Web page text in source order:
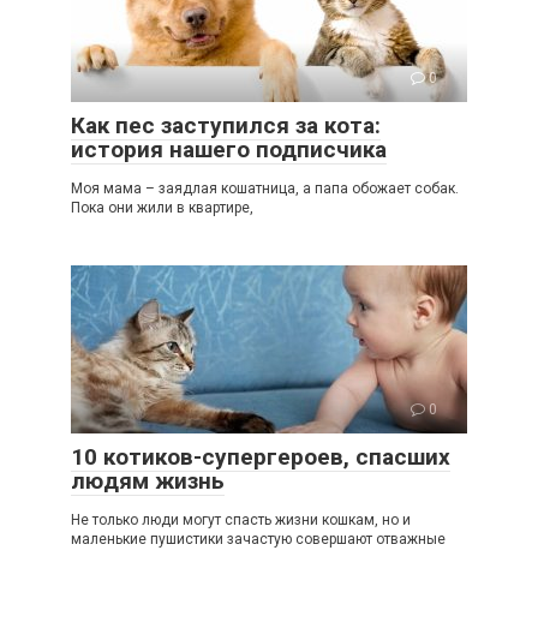
0
Как пес заступился за кота:
история нашего подписчика
Моя мама – заядлая кошатница, а папа обожает собак.
Пока они жили в квартире,
0
10 котиков-супергероев, спасших
людям жизнь
Не только люди могут спасть жизни кошкам, но и
маленькие пушистики зачастую совершают отважные